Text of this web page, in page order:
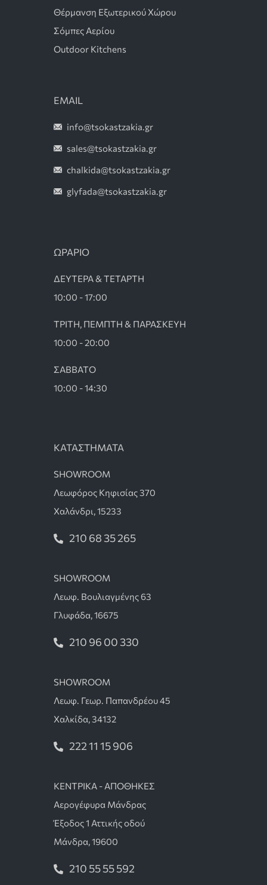
Θέρμανση Εξωτερικού Χώρου
Σόμπες Αερίου
Outdoor Kitchens
ΚΑΤΑΣΤΗΜΑΤΑ
SHOWROOM
Λεωφόρος Κηφισίας 370
Χαλάνδρι, 15233
210 68 35 265
SHOWROOM
Λεωφ. Βουλιαγμένης 63
Γλυφάδα, 16675
210 96 00 330
SHOWROOM
Λεωφ. Γεωρ. Παπανδρέου 45
Χαλκίδα, 34132
222 11 15 906
ΚΕΝΤΡΙΚΑ - ΑΠΟΘΗΚΕΣ
Αερογέφυρα Μάνδρας
Έξοδος 1 Αττικής οδού
Μάνδρα, 19600
210 55 55 592
EMAIL
info@tsokastzakia.gr
sales@tsokastzakia.gr
chalkida@tsokastzakia.gr
glyfada@tsokastzakia.gr
ΩΡΑΡΙΟ
ΔΕΥΤΕΡΑ & ΤΕΤΑΡΤΗ
10:00 - 17:00
ΤΡΙΤΗ, ΠΕΜΠΤΗ & ΠΑΡΑΣΚΕΥΗ
10:00 - 20:00
ΣΑΒΒΑΤΟ
10:00 - 14:30